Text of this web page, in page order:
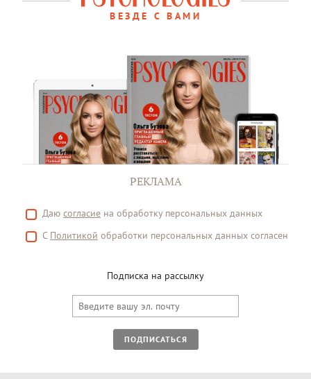
ВЕЗДЕ С ВАМИ
РЕКЛАМА
Даю согласие на обработку персональных данных
С Политикой обработки персональных данных согласен
Подписка на рассылку
ПОДПИСАТЬСЯ